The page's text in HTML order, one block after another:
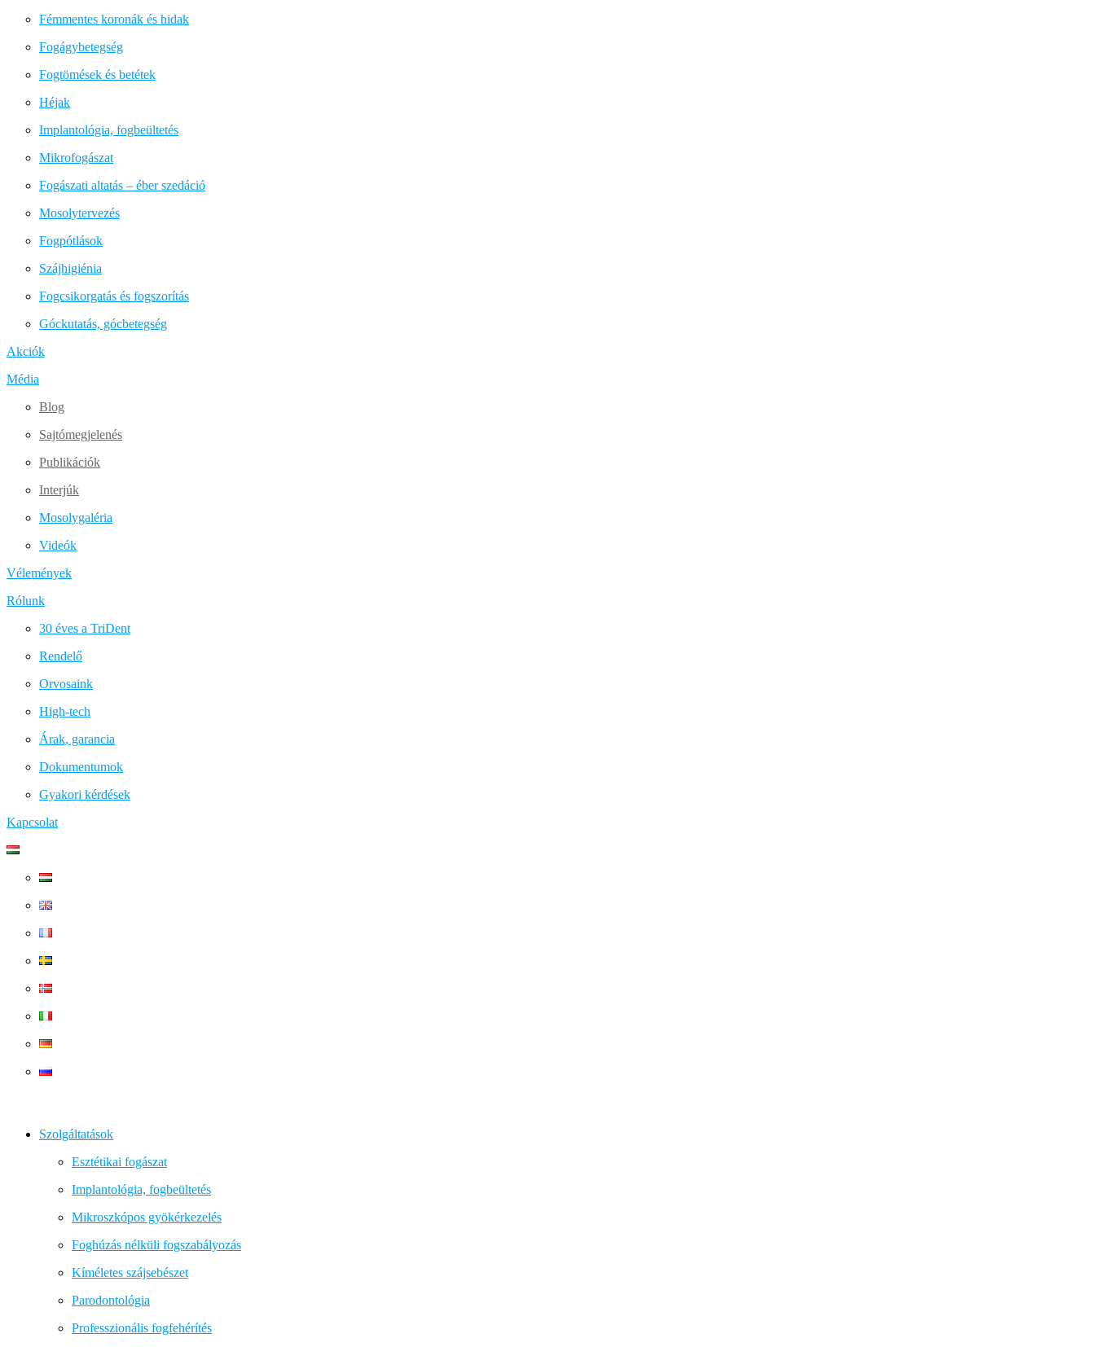
Fémmentes koronák és hidak
Fogágybetegség
Fogtömések és betétek
Héjak
Implantológia, fogbeültetés
Mikrofogászat
Fogászati altatás – éber szedáció
Mosolytervezés
Fogpótlások
Szájhigiénia
Fogcsikorgatás és fogszorítás
Góckutatás, gócbetegség
Akciók
Média
Blog
Sajtómegjelenés
Publikációk
Interjúk
Mosolygaléria
Videók
Vélemények
Rólunk
30 éves a TriDent
Rendelő
Orvosaink
High-tech
Árak, garancia
Dokumentumok
Gyakori kérdések
Kapcsolat
Szolgáltatások
Esztétikai fogászat
Implantológia, fogbeültetés
Mikroszkópos gyökérkezelés
Foghúzás nélküli fogszabályozás
Kíméletes szájsebészet
Parodontológia
Professzionális fogfehérítés